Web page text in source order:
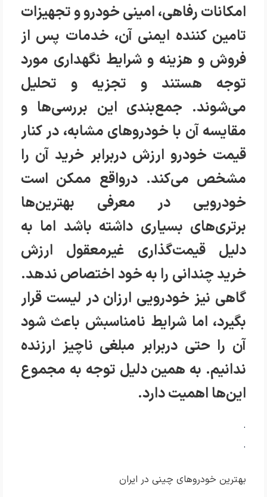
امکانات رفاهی، امینی خودرو و تجهیزات
تامین کننده ایمنی آن، خدمات پس از
فروش و هزینه و شرایط نگهداری مورد
توجه هستند و تجزیه و تحلیل
می‌شوند. جمع‌بندی این بررسی‌ها و
مقایسه آن با خودروهای مشابه، در کنار
قیمت خودرو ارزش دربرابر خرید آن را
مشخص می‌کند. درواقع ممکن است
خودرویی در معرفی بهترین‌ها
برتری‌های بسیاری داشته باشد اما به
دلیل قیمت‌گذاری غیرمعقول ارزش
خرید چندانی را به خود اختصاص ندهد.
گاهی نیز خودرویی ارزان در لیست قرار
بگیرد، اما شرایط نامناسبش باعث شود
آن را حتی دربرابر مبلغی ناچیز ارزنده
ندانیم. به همین دلیل توجه به مجموع
این‌ها اهمیت دارد.
.
.
بهترین خودروهای چینی در ایران